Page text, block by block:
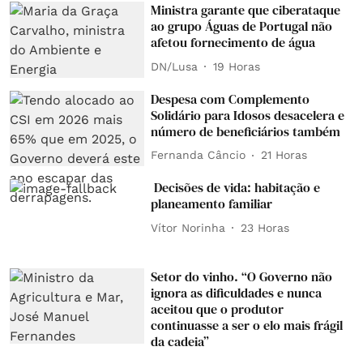
Ministra garante que ciberataque
ao grupo Águas de Portugal não
afetou fornecimento de água
DN/Lusa 19 Horas
Despesa com Complemento
Solidário para Idosos desacelera e
número de beneficiários também
Fernanda Câncio 21 Horas
Decisões de vida: habitação e
planeamento familiar
Vítor Norinha 23 Horas
Setor do vinho. “O Governo não
ignora as dificuldades e nunca
aceitou que o produtor
continuasse a ser o elo mais frágil
da cadeia”